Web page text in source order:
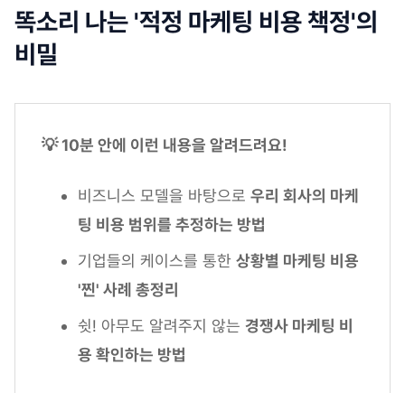
똑소리 나는 '적정 마케팅 비용 책정'의
비밀
💡 10분 안에 이런 내용을 알려드려요!
비즈니스 모델을 바탕으로 우리 회사의 마케
팅 비용 범위를 추정하는 방법
기업들의 케이스를 통한 상황별 마케팅 비용
'찐' 사례 총정리
쉿! 아무도 알려주지 않는 경쟁사 마케팅 비
용 확인하는 방법